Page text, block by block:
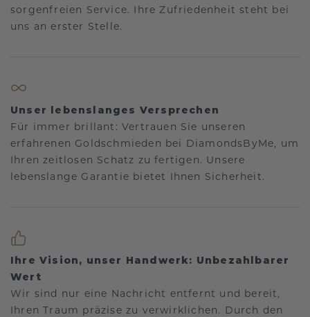
sorgenfreien Service. Ihre Zufriedenheit steht bei
uns an erster Stelle.
Unser lebenslanges Versprechen
Für immer brillant: Vertrauen Sie unseren
erfahrenen Goldschmieden bei DiamondsByMe, um
Ihren zeitlosen Schatz zu fertigen. Unsere
lebenslange Garantie bietet Ihnen Sicherheit.
Ihre Vision, unser Handwerk: Unbezahlbarer
Wert
Wir sind nur eine Nachricht entfernt und bereit,
Ihren Traum präzise zu verwirklichen. Durch den